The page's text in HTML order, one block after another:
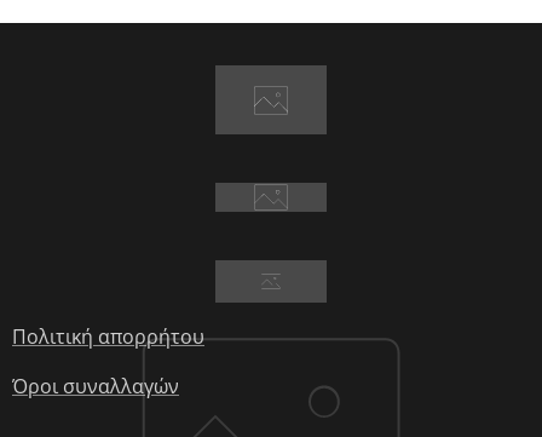
Πολιτική απορρήτου
Όροι συναλλαγών